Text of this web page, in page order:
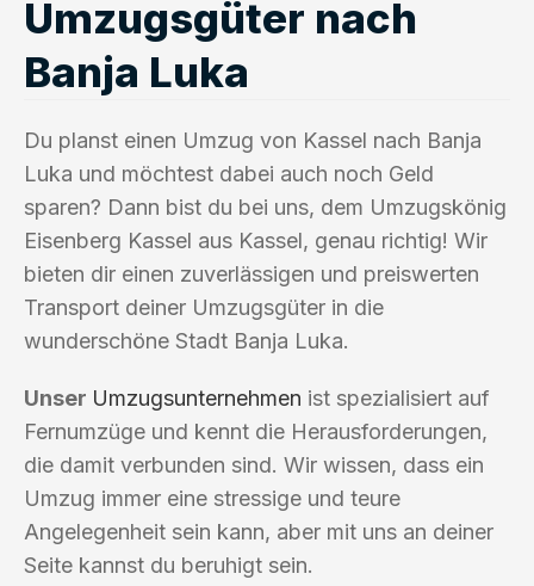
Umzugsgüter nach
Banja Luka
Du planst einen Umzug von Kassel nach Banja
Luka und möchtest dabei auch noch Geld
sparen? Dann bist du bei uns, dem Umzugskönig
Eisenberg Kassel aus Kassel, genau richtig! Wir
bieten dir einen zuverlässigen und preiswerten
Transport deiner Umzugsgüter in die
wunderschöne Stadt Banja Luka.
Unser Umzugsunternehmen ist spezialisiert auf
Fernumzüge und kennt die Herausforderungen,
die damit verbunden sind. Wir wissen, dass ein
Umzug immer eine stressige und teure
Angelegenheit sein kann, aber mit uns an deiner
Seite kannst du beruhigt sein.